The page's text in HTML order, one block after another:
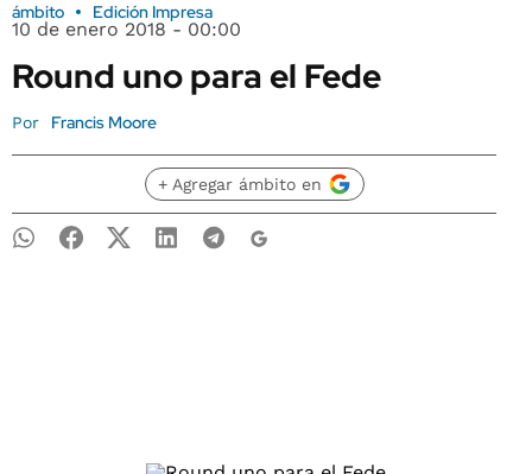
ámbito Edición Impresa
10 de enero 2018 - 00:00
Round uno para el Fede
Por Francis Moore
+ Agregar ámbito en